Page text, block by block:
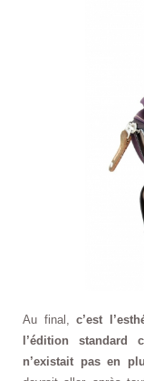
Au final,c’est
l’édition standard
n’existait pas en